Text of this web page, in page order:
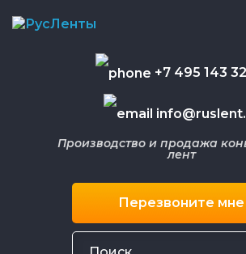
+7 495 143
Перезвоните мне
Производство и продажа
лент